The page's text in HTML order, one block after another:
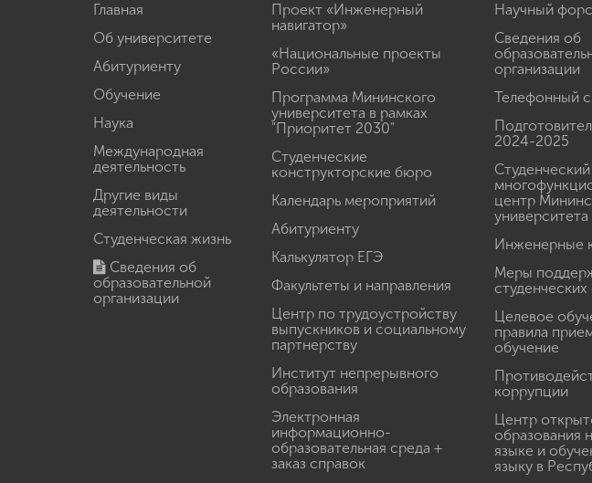
Главная
Об университете
Абитуриенту
Обучение
Наука
Международная
деятельность
Другие виды
деятельности
Студенческая жизнь
Сведения об
образовательной
организации
Проект «Инженерный
навигатор»
«Национальные проекты
России»
Программа Мининского
университета в рамках
"Приоритет 2030"
Студенческие
конструкторские бюро
Календарь мероприятий
Абитуриенту
Калькулятор ЕГЭ
Факультеты и направления
Центр по трудоустройству
выпускников и социальному
партнерству
Институт непрерывного
образования
Электронная
информационно-
образовательная среда +
заказ справок
Научный
Сведения об
организации
Телефонный
2024-2025
Студенческий
центр
университета
Инженерные
Меры
Целевое
правила
обучение
коррупции
Центр
образования
языке и
языку в